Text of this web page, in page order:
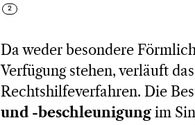
Da weder besondere
Verfügung stehen, verläuft
Rechtshilfeverfahren. Die
und -beschleunigung im